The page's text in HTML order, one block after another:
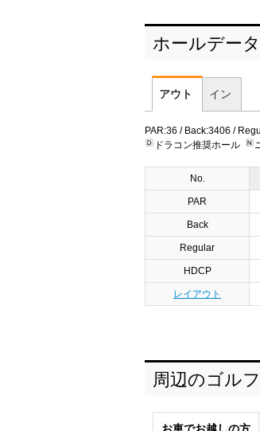
ホールデータ
アウト イン
PAR:36 / Back:3406 /
ドラコン推奨ホール
No.
PAR
Back
Regular
HDCP
レイアウト
周辺のゴル